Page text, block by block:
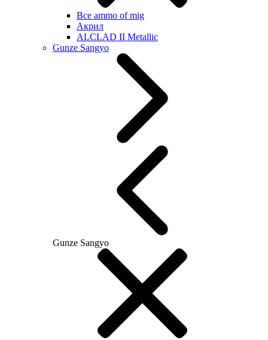
Все ammo of mig
Акрил
ALCLAD II Metallic
Gunze Sangyo
Gunze Sangyo